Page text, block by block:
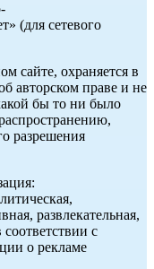
(для сетевого
сайте, охраняется в
авторском праве и не
бы то ни было
разрешения
развлекательная,
соответствии с
о рекламе